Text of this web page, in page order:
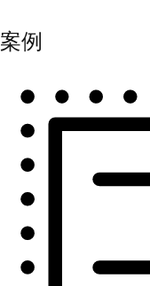
案例